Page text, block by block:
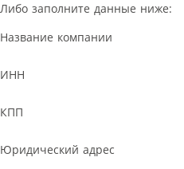
Либо заполните данные ниже:
Название компании
ИНН
КПП
Юридический адрес